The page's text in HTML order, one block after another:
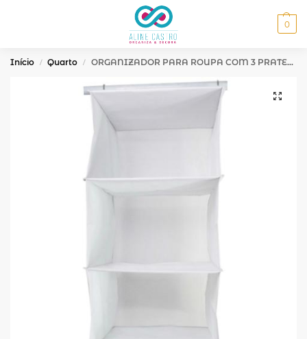
0
Início / Quarto / ORGANIZADOR PARA ROUPA COM 3 PRATELEIRAS – NYLON BRANCO